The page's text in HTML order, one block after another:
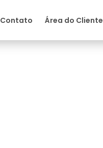
Contato Área do Cliente